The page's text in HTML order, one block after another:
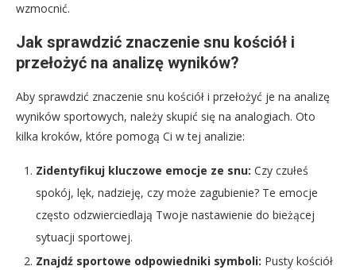
wzmocnić.
Jak sprawdzić znaczenie snu kościół i
przełożyć na analizę wyników?
Aby sprawdzić znaczenie snu kościół i przełożyć je na analizę
wyników sportowych, należy skupić się na analogiach. Oto
kilka kroków, które pomogą Ci w tej analizie:
Zidentyfikuj kluczowe emocje ze snu: Czy czułeś
spokój, lęk, nadzieję, czy może zagubienie? Te emocje
często odzwierciedlają Twoje nastawienie do bieżącej
sytuacji sportowej.
Znajdź sportowe odpowiedniki symboli: Pusty kościół